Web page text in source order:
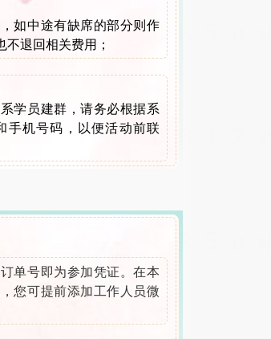
如中途有缺席的部分则作
退回相关费用；
学员建群，请务必根据系
手机号码，以便活动前联
单号即为参加凭证。在本
您可提前添加工作人员微